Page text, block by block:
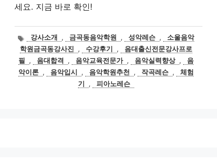
세요. 지금 바로 확인!
태
그
강사소개 , 금곡동음악학원 , 성악레슨 ,
소울음악
학원금곡동강사진
, 수강후기 ,
음대출신전문강사프로
필
, 음대합격 , 음악교육전문가 , 음악실력향상 ,
음
악이론 , 음악입시 , 음악학원추천 , 작곡레슨 ,
체험
기
, 피아노레슨